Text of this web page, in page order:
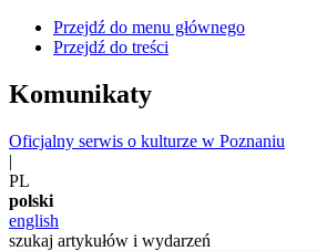
Przejdź do menu głównego
Przejdź do treści
Komunikaty
Oficjalny serwis o kulturze w Poznaniu
|
PL
polski
english
szukaj artykułów i wydarzeń